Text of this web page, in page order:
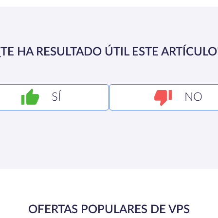
HA RESULTADO ÚTIL ESTE
SÍ NO
OFERTAS POPULARES DE VPS